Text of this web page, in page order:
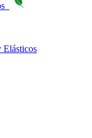
Elásticos